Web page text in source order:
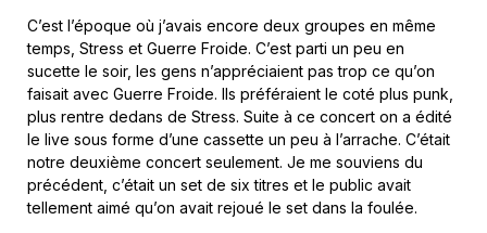
C’est l’époque où j’avais encore deux groupes en même
temps, Stress et Guerre Froide. C’est parti un peu en
sucette le soir, les gens n’appréciaient pas trop ce qu’on
faisait avec Guerre Froide. Ils préféraient le coté plus punk,
plus rentre dedans de Stress. Suite à ce concert on a édité
le live sous forme d’une cassette un peu à l’arrache. C’était
notre deuxième concert seulement. Je me souviens du
précédent, c’était un set de six titres et le public avait
tellement aimé qu’on avait rejoué le set dans la foulée.